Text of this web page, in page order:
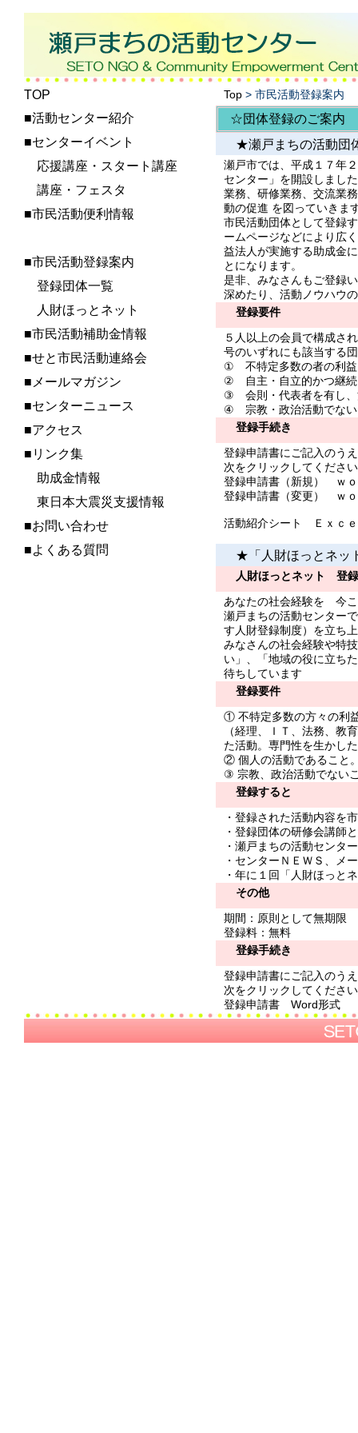
TOP
■活動センター紹介
■センターイベント
応援講座・スタート講座
講座・フェスタ
■市民活動便利情報
■市民活動登録案内
登録団体一覧
人財ほっとネット
■市民活動補助金情報
■せと市民活動連絡会
■メールマガジン
■センターニュース
■アクセス
■リンク集
助成金情報
東日本大震災支援情報
■お問い合わせ
■よくある質問
Top > 市民活動登録案内
☆団体登録のご案内
★瀬戸まちの活動団
瀬戸市では、平成１７年
センター」を開設しまし
業務、研修業務、交流業
動の促進 を図っていきま
市民活動団体として登録
ームページなどにより広
益法人が実施する助成金
とになります。
是非、みなさんもご登録
深めたり、活動ノウハウ
登録要件
５人以上の会員で構成さ
号のいずれにも該当する
① 不特定多数の者の利益
② 自主・自立的かつ継続
③ 会則・代表者を有し、
④ 宗教・政治活動でない
登録手続き
登録申請書にご記入のう
次をクリックしてくださ
登録申請書（新規）
ｗ
登録申請書（変更）
ｗ
活動紹介シート Ｅｘｃ
★「人財ほっとネッ
人財ほっとネット 登
あなたの社会経験を 今
瀬戸まちの活動センター
す人財登録制度）を立ち
みなさんの社会経験や特
い」、「地域の役に立ち
待ちしています
登録要件
① 不特定多数の方々の利
（経理、ＩＴ、法務、教
た活動。専門性を生かし
② 個人の活動であること
③ 宗教、政治活動でない
登録すると
・登録された活動内容を
・登録団体の研修会講師
・瀬戸まちの活動センタ
・センターＮＥＷＳ、メ
・年に１回「人財ほっと
その他
期間：原則として無期限
登録料：無料
登録手続き
登録申請書にご記入のう
次をクリックしてくださ
登録申請書 Word形式